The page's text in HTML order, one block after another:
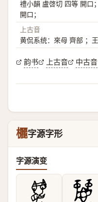
禮小韻 盧啓切 四等 開口
開口；
上古音
黄侃系统：來母 齊部 ；
韵书 上古音 中古音
欐字源字形
字源演变